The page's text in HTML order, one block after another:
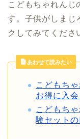
こどもちゃれんじ
す。子供がしまじ
クしてみてくださ
あわせて読みたい
こどもち
お得に入会
こどもち
験セットの